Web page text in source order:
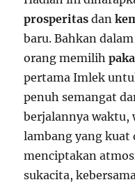
prosperitas dan
baru. Bahkan
orang memilih
pertama Imlek
penuh semangat
berjalannya waktu,
lambang yang
menciptakan
sukacita,